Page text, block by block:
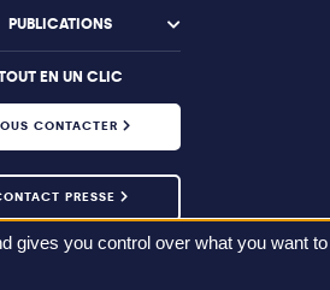
PUBLICATIONS
EN UN CLIC
CONTACTER
PRESSE
gives you control over what you want to